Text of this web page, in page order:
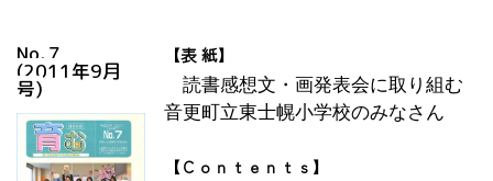
No.７
(2011年9月
号)
【表 紙】
読書感想文・画発表会に取り組む
音更町立東士幌小学校のみなさん
【Ｃｏｎｔｅｎｔｓ】